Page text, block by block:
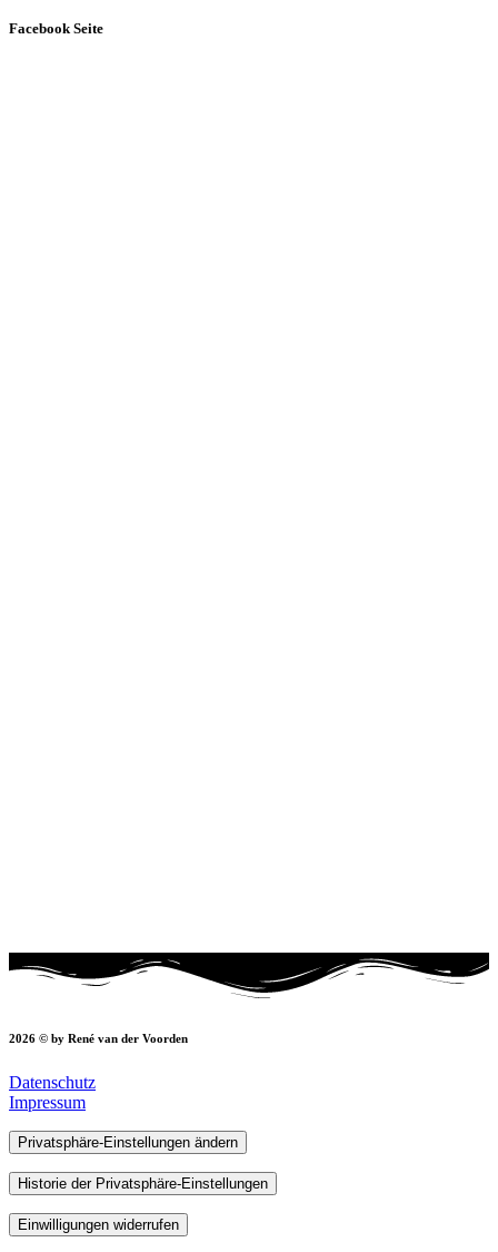
Facebook Seite
2026 © by René van der Voorden
Datenschutz
Impressum
Privatsphäre-Einstellungen ändern
Historie der Privatsphäre-Einstellungen
Einwilligungen widerrufen